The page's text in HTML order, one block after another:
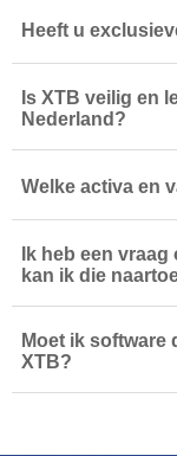
Heeft u
Is XTB veilig en
Nederland?
Welke activa en
Ik heb een
kan ik die
Moet ik software
XTB?